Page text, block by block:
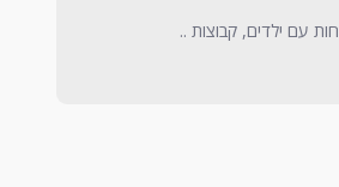
עם ילדים, קבוצות ..